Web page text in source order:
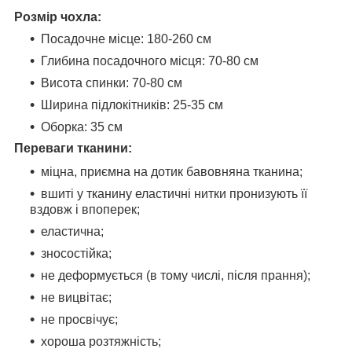
Розмір чохла:
Посадочне місце: 180-260 см
Глибина посадочного місця: 70-80 см
Висота спинки: 70-80 см
Ширина підлокітників: 25-35 см
Оборка: 35 см
Переваги тканини:
міцна, приємна на дотик бавовняна тканина;
вшиті у тканину еластичні нитки пронизують її
вздовж і впоперек;
еластична;
зносостійка;
не деформується (в тому числі, після прання);
не вицвітає;
не просвічує;
хороша розтяжність;